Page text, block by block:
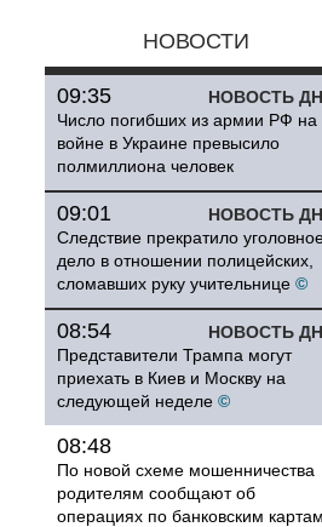
НОВОСТИ
НОВОСТЬ
09:35
Число погибших из армии РФ на
войне в Украине превысило
полмиллиона человек
НОВОСТЬ
09:01
Следствие прекратило
дело в отношении полицейских,
сломавших руку учительнице ©
НОВОСТЬ
08:54
Представители Трампа могут
приехать в Киев и Москву на
следующей неделе ©
08:48
По новой схеме мошенничества
родителям сообщают об
операциях по банковским картам